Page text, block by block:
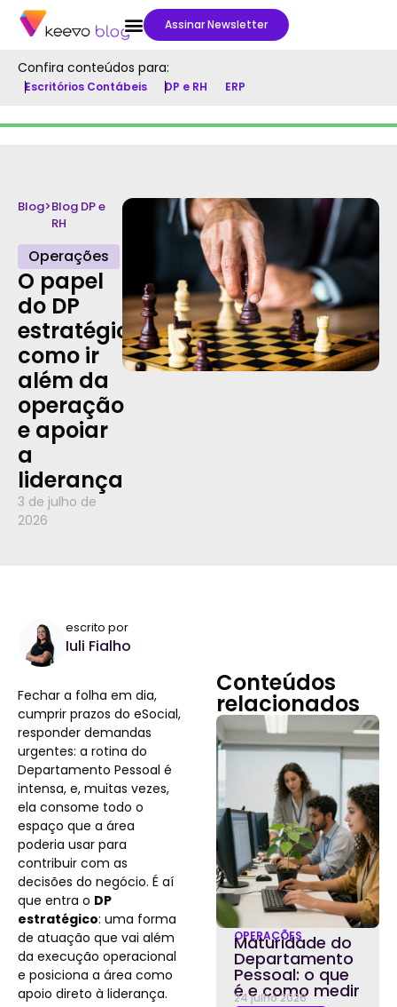
Assinar Newsletter
Confira conteúdos para:
Escritórios Contábeis DP e RH ERP
Blog>Blog DP e
RH
Operações
O papel
do DP
estratégico:
como ir
além da
operação
e apoiar
a
liderança
3 de julho de
2026
escrito por
Iuli Fialho
Fechar a folha em dia,
cumprir prazos do eSocial,
responder demandas
urgentes: a rotina do
Departamento Pessoal é
intensa, e, muitas vezes,
ela consome todo o
espaço que a área
poderia usar para
contribuir com as
decisões do negócio. É aí
que entra o DP
estratégico: uma forma
de atuação que vai além
da execução operacional
e posiciona a área como
apoio direto à liderança.
Conteúdos
relacionados
OPERAÇÕES
Maturidade do
Departamento
Pessoal: o que
é e como medir
24 julho 2026